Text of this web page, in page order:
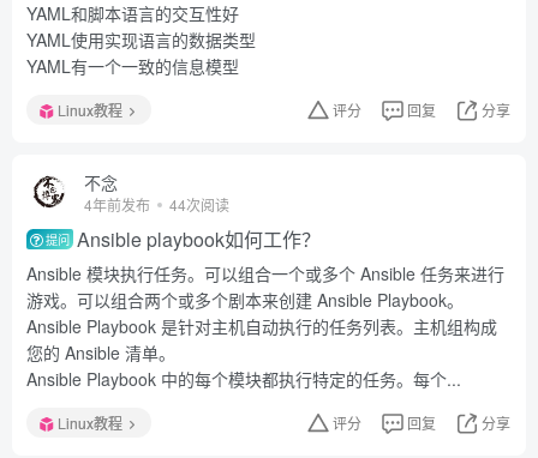
YAML和脚本语言的交互性好
YAML使用实现语言的数据类型
YAML有一个一致的信息模型
Linux教程 评分 回复 分享
不念
4年前发布 44次阅读
提问 Ansible playbook如何工作？
Ansible 模块执行任务。可以组合一个或多个 Ansible 任务来进行
游戏。可以组合两个或多个剧本来创建 Ansible Playbook。
Ansible Playbook 是针对主机自动执行的任务列表。主机组构成
您的 Ansible 清单。
Ansible Playbook 中的每个模块都执行特定的任务。每个...
Linux教程 评分 回复 分享